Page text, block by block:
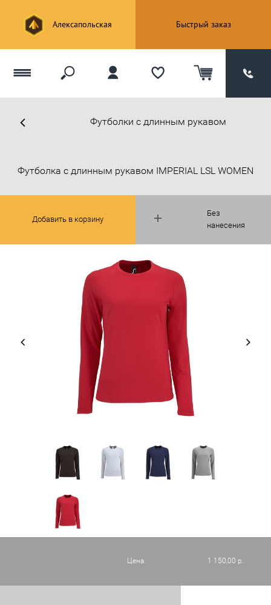
Алексапольская Быстрый заказ
Футболки с длинным рукавом
Без
нанесения
Футболка с длинным рукавом IMPERIAL LSL WOMEN
Добавить в корзину
Цена 1 150,00 р.